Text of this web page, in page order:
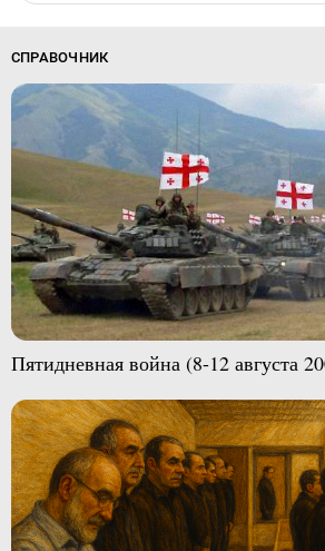
СПРАВОЧНИК
Пятидневная война (8-12 августа